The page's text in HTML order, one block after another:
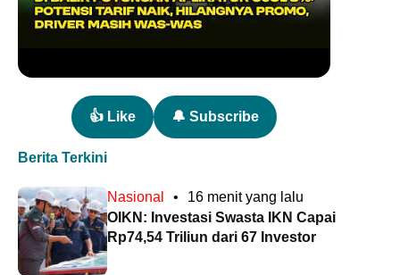
👍 Like 🔔 Subscribe
Berita Terkini
Nasional •
16 menit yang lalu
OIKN: Investasi Swasta IKN Capai
Rp74,54 Triliun dari 67 Investor